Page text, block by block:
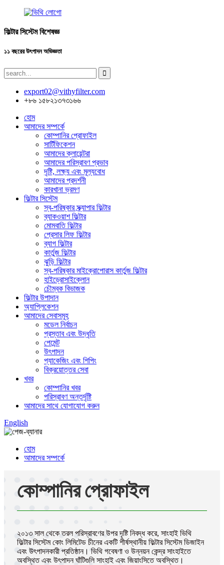
ফিল্টার সিস্টেম বিশেষজ্ঞ
১১ বছরের উৎপাদন অভিজ্ঞতা
export02@vithyfilter.com
+৮৬ ১৫৮২১৩৭৩১৬৬
হোম
আমাদের সম্পর্কে
কোম্পানির প্রোফাইল
সার্টিফিকেশন
আমাদের ক্লায়েন্টরা
আমাদের পরিস্রাবণ প্রভাব
দৃষ্টি, লক্ষ্য এবং মূল্যবোধ
আমাদের প্রদর্শনী
কারখানা ভ্রমণ
ফিল্টার সিস্টেম
স্ব-পরিষ্কার স্ক্র্যাপার ফিল্টার
ব্যাকওয়াশ ফিল্টার
মোমবাতি ফিল্টার
প্রেসার লিফ ফিল্টার
ব্যাগ ফিল্টার
কার্তুজ ফিল্টার
ঝুড়ি ফিল্টার
স্ব-পরিষ্কার মাইক্রোপোরাস কার্তুজ ফিল্টার
হাইড্রোসাইক্লোন
চৌম্বক বিভাজক
ফিল্টার উপাদান
অ্যাপ্লিকেশন
আমাদের সেবাসমূহ
মডেল নির্বাচন
প্রস্তাব এবং উদ্ধৃতি
পেমেন্ট
উৎপাদন
প্যাকেজিং এবং শিপিং
বিক্রয়োত্তর সেবা
খবর
কোম্পানির খবর
পরিস্রাবণ অন্তর্দৃষ্টি
আমাদের সাথে যোগাযোগ করুন
English
হোম
আমাদের সম্পর্কে
কোম্পানির প্রোফাইল
২০১৩ সাল থেকে তরল পরিস্রাবণের উপর দৃষ্টি নিবদ্ধ করে, সাংহাই ভিথি
ফিল্টার সিস্টেম কোং লিমিটেড চীনের একটি শীর্ষস্থানীয় ফিল্টার সিস্টেম ডিজাইন
এবং উৎপাদনকারী প্রতিষ্ঠান। ভিথি গবেষণা ও উন্নয়ন কেন্দ্র সাংহাইতে
অবস্থিত এবং উৎপাদন ঘাঁটিগুলি সাংহাই এবং জিয়াংসিতে অবস্থিত।